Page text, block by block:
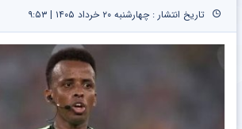
تاریخ انتشار : چهارشنبه ۲۰ خرداد ۱۴۰۵ | ۹:۵۳